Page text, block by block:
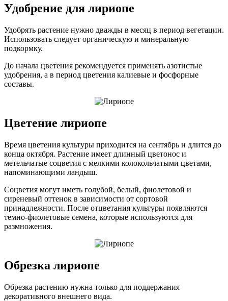
Удобрение для лириопе
Удобрять растение нужно дважды в месяц в период вегетации.
Использовать следует органическую и минеральную
подкормку.
До начала цветения рекомендуется применять азотистые
удобрения, а в период цветения калиевые и фосфорные
составы.
Цветение лириопе
Время цветения культуры приходится на сентябрь и длится до
конца октября. Растение имеет длинный цветонос и
метельчатые соцветия с мелкими колокольчатыми цветами,
напоминающими ландыш.
Соцветия могут иметь голубой, белый, фиолетовой и
сиреневый оттенок в зависимости от сортовой
принадлежности. После отцветания культуры появляются
темно-фиолетовые семена, которые используются для
размножения.
Обрезка лириопе
Обрезка растению нужна только для поддержания
декоративного внешнего вида.